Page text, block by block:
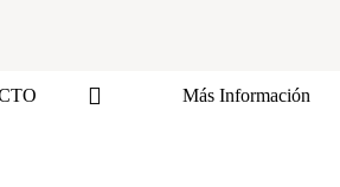
Más Información